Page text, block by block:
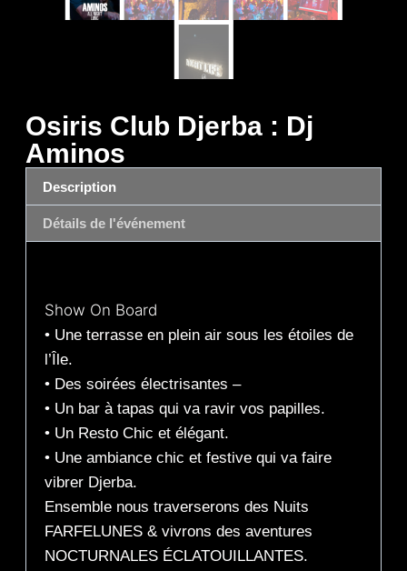
Osiris Club Djerba : Dj
Aminos
Description
Détails de l'événement
Show On Board
• Une terrasse en plein air sous les étoiles de
l’Île.
• Des soirées électrisantes –
• Un bar à tapas qui va ravir vos papilles.
• Un Resto Chic et élégant.
• Une ambiance chic et festive qui va faire
vibrer Djerba.
Ensemble nous traverserons des Nuits
FARFELUNES & vivrons des aventures
NOCTURNALES ÉCLATOUILLANTES.